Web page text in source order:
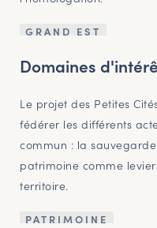
GRAND EST
Domaines
Le projet des Petites
fédérer les différents
commun : la
patrimoine comme
territoire.
PATRIMOINE